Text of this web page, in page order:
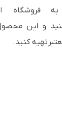
به فروشگاه
کنید و این
تهیه کنید.